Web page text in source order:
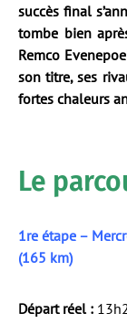
succès final
tombe bien
Remco
son titre, ses
fortes chaleurs
Le
1re étape –
(165 km)
Départ réel :